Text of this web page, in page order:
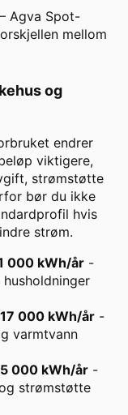
– Agva Spot-
mellom
og
endrer
viktigere,
strømstøtte
bør du ikke
hvis
strøm.
000 kWh/år -
000 kWh/år -
varmtvann
000 kWh/år -
strømstøtte